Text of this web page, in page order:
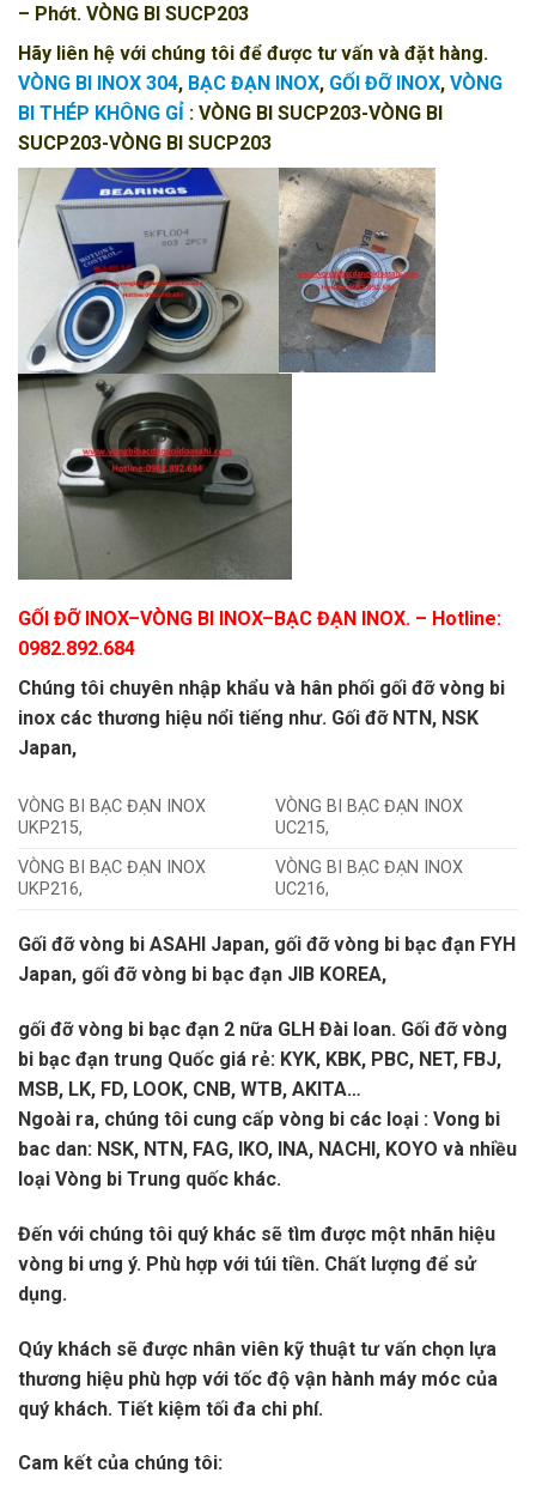
– Phớt. VÒNG BI SUCP203
Hãy liên hệ với chúng tôi để được tư vấn và đặt hàng.
VÒNG BI INOX 304, BẠC ĐẠN INOX, GỐI ĐỠ INOX, VÒNG
BI THÉP KHÔNG GỈ : VÒNG BI SUCP203-VÒNG BI
SUCP203-VÒNG BI SUCP203
GỐI ĐỠ INOX–VÒNG BI INOX– BẠC ĐẠN INOX. – Hotline:
0982.892.684
Chúng tôi chuyên nhập khẩu và hân phối gối đỡ vòng bi
inox các thương hiệu nổi tiếng như. Gối đỡ NTN, NSK
Japan,
VÒNG BI BẠC ĐẠN INOX
UKP215,
VÒNG BI BẠC ĐẠN INOX
UC215,
VÒNG BI BẠC ĐẠN INOX
UKP216,
VÒNG BI BẠC ĐẠN INOX
UC216,
Gối đỡ vòng bi ASAHI Japan, gối đỡ vòng bi bạc đạn FYH
Japan, gối đỡ vòng bi bạc đạn JIB KOREA,
gối đỡ vòng bi bạc đạn 2 nữa GLH Đài loan. Gối đỡ vòng
bi bạc đạn trung Quốc giá rẻ: KYK, KBK, PBC, NET, FBJ,
MSB, LK, FD, LOOK, CNB, WTB, AKITA…
Ngoài ra, chúng tôi cung cấp vòng bi các loại : Vong bi
bac dan: NSK, NTN, FAG, IKO, INA, NACHI, KOYO và nhiều
loại Vòng bi Trung quốc khác.
Đến với chúng tôi quý khác sẽ tìm được một nhãn hiệu
vòng bi ưng ý. Phù hợp với túi tiền. Chất lượng để sử
dụng.
Qúy khách sẽ được nhân viên kỹ thuật tư vấn chọn lựa
thương hiệu phù hợp với tốc độ vận hành máy móc của
quý khách. Tiết kiệm tối đa chi phí.
Cam kết của chúng tôi: